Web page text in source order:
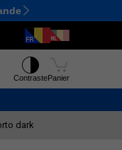
M
ContrastePanier
dark